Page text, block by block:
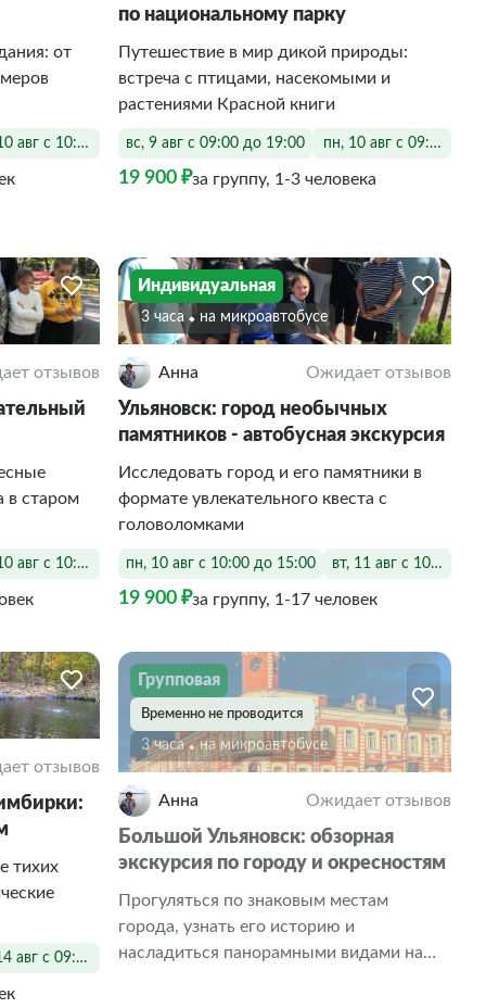
от
авг с 10:00 до 18:00
по национальному парку
Путешествие в мир дикой природы:
встреча с птицами, насекомыми и
растениями Красной книги
вс, 9 авг с 09:00 до 19:00 пн, 10 авг с 09:00 до
19 900 ₽за группу, 1-3 человека
отзывов
в старом
авг с 10:00 до 18:00
Индивидуальная
3 часа На микроавтобусе
Анна Ожидает отзывов
Ульяновск: город необычных
памятников - автобусная экскурсия
Исследовать город и его памятники в
формате увлекательного квеста с
головоломками
пн, 10 авг с 10:00 до 15:00 вт, 11 авг с 10:00 до
19 900 ₽за группу, 1-17 человек
отзывов
тихих
авг с 09:00 до 18:00
Групповая
Временно не проводится
3 часа На микроавтобусе
Анна Ожидает отзывов
Большой Ульяновск: обзорная
экскурсия по городу и окресностям
Прогуляться по знаковым местам
города, узнать его историю и
насладиться панорамными видами на